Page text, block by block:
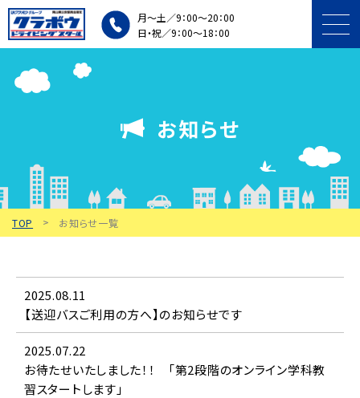
月～土／9：00～20：00
日・祝／9：00～18：00
入所条件・手続き
教習中の方
アクセス・
無料送迎バス
よくある質問
お知らせ
TOP お知らせ一覧
2025.08.11
【送迎バスご利用の方へ】のお知らせです
2025.07.22
お待たせいたしました！！ 「第2段階のオンライン学科教
習スタートします」